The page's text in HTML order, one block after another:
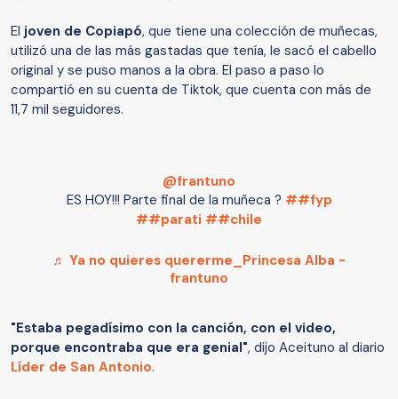
El joven de Copiapó, que tiene una colección de muñecas,
utilizó una de las más gastadas que tenía, le sacó el cabello
original y se puso manos a la obra. El paso a paso lo
compartió en su cuenta de Tiktok, que cuenta con más de
11,7 mil seguidores.
@frantuno
ES HOY!!! Parte final de la muñeca ? ##fyp
##parati ##chile
♬ Ya no quieres quererme_Princesa Alba -
frantuno
"Estaba pegadísimo con la canción, con el video,
porque encontraba que era genial", dijo Aceituno al diario
Líder de San Antonio.